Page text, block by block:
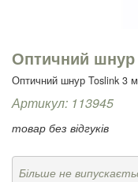
Оптичний
Оптичний шнур Toslink 3
Артикул: 113945
товар без відгуків
Більше не